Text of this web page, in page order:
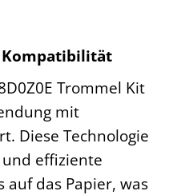
Kompatibilität
Trommel Kit
mit
Diese Technologie
effiziente
auf das Papier, was